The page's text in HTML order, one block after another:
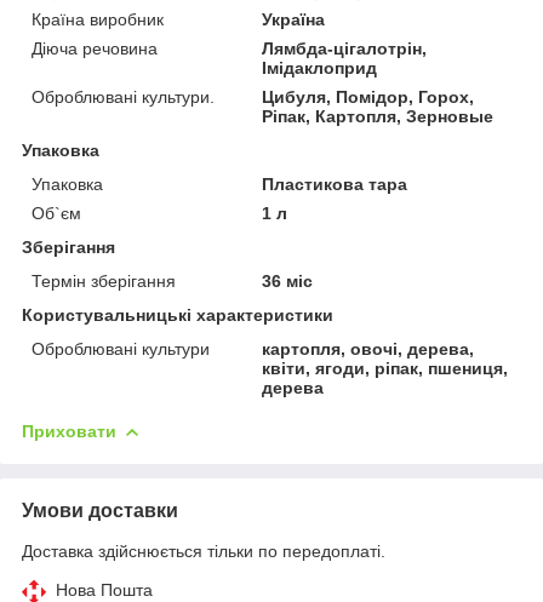
Країна виробник
Україна
Діюча речовина
Лямбда-цігалотрін,
Імідаклоприд
Оброблювані культури.
Цибуля, Помідор, Горох,
Ріпак, Картопля, Зерновые
Упаковка
Упаковка
Пластикова тара
Об`єм
1 л
Зберігання
Термін зберігання
36 міс
Користувальницькі характеристики
Оброблювані культури
картопля, овочі, дерева,
квіти, ягоди, ріпак, пшениця,
дерева
Приховати
Умови доставки
Доставка здійснюється тільки по передоплаті.
Нова Пошта